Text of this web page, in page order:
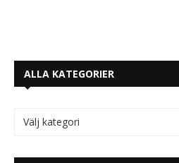
ALLA KATEGORIER